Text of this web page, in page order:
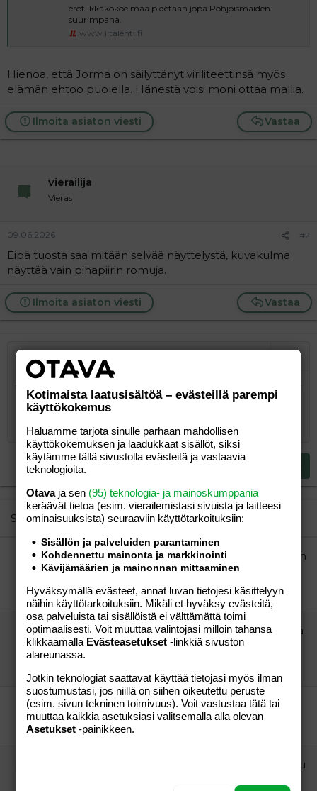
a
t
i
erotiikkakokoelmaa pidetään jopa Pohjoismaiden
suurimpana.
www.iltalehti.fi
Hienoa, että Jorma on säilyttänyt viriliteettinsä myös
elämän ehtoo puolella. Hänestä voisi moni ottaa mallia.
Vastaa
Ilmoita asiaton viesti
vierailija
Vieras
09.06.2026 #2
Eipä tuosta saa mitään selvää näyttelystä, kuvakulma
näyttää vain pihapiirin romuja.
Vastaa
Ilmoita asiaton viesti
Lihavoitu
Kursivoitu
Laajennettuun editoriin…
Lista
Pienennä sisennystä
Laajennettuun editoriin…
Fontin koko
10
12
15
18
22
26
TekstiväriKirjasintyyli
Book Antiqua
Courier New
Georgia
Times New Roman
Trebuchet MS
Verdana
YliviivaaAlleviivattu
Rivinsisäinen koodi
Rivinsisäinen spoiler
Tasaus
Keskitä
Tasaa oikealle
Justify text
Paragraph format
Normal
Heading 1
Heading 2
Heading 3
LainausLisää video/media
Lisää taulukko
Insert horizontal line
SpoilerKoodi
Tee uudelleen
BBCode-näkymä
Poista muotoilu
LuonnoksetTallenna luonnos
Similar threads
Ruotsin vasemmisto laskee verotusta ja Suomen
vasemmisto kiristää verotusta
4
Aihe vapaa
18.07.2022
vierailija
kylläpä on ulkomuoto muuttunut miehellä, eikä
parempaan suuntaan
viisikymppinen isoäiti
Kannattaisiko Sannan jäljitellä Jacindaa?
m1es
Aihe vapaa
1
Lispetti
Tanska aikoo kieltää somen lapsilta – "Se loppuu
Kotimaista laatusisältöä – evästeillä parempi
käyttökokemus
Haluamme tarjota sinulle parhaan mahdollisen
käyttökokemuksen ja laadukkaat sisällöt, siksi
käytämme tällä sivustolla evästeitä ja vastaavia
teknologioita.
Otavaja sen (95) teknologia- ja mainoskumppania
keräävät tietoa (esim. vierailemis­tasi sivuista ja laitteesi
ominaisuuk­sista) seuraaviin käyttötarkoituksiin:
Sisällön ja palveluiden parantaminen
Kohdennettu mainonta ja markkinointi
Kävijämäärien ja mainonnan mittaaminen
Hyväksymällä evästeet, annat luvan tietojesi käsittelyyn
näihin käyttötarkoituksiin. Mikäli et hyväksy evästeitä,
osa palveluista tai sisällöistä ei välttämättä toimi
optimaalisesti. Voit muuttaa valintojasi milloin tahansa
klikkaamalla Evästeasetukset -linkkiä sivuston
alareunassa.
Jotkin teknologiat saattavat käyttää tietojasi myös ilman
suostumustasi, jos niillä on siihen oikeutettu peruste
(esim. sivun tekninen toimivuus). Voit vastustaa tätä tai
muuttaa kaikkia asetuksiasi valitsemalla alla olevan
Asetukset -painikkeen.